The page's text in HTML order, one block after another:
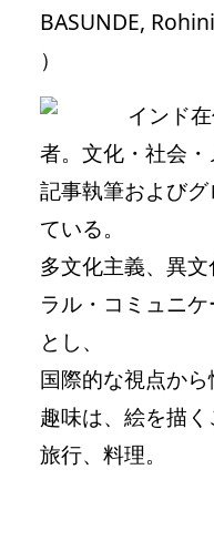
BASUNDE,
）
インド
者。文化・社会・
記事執筆および
ている。
多文化主義、異
ラル・コミュニ
とし、
国際的な視点から
趣味は、絵を描く
旅行、料理。